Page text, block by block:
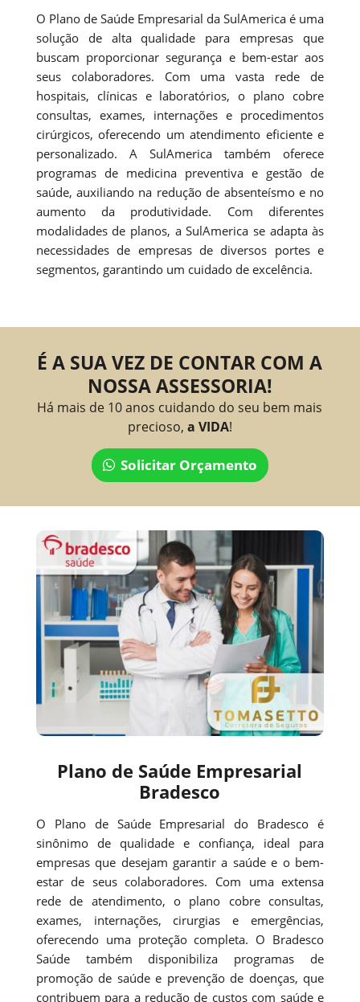
O Plano de Saúde Empresarial da SulAmerica é uma
solução de alta qualidade para empresas que
buscam proporcionar segurança e bem-estar aos
seus colaboradores. Com uma vasta rede de
hospitais, clínicas e laboratórios, o plano cobre
consultas, exames, internações e procedimentos
cirúrgicos, oferecendo um atendimento eficiente e
personalizado. A SulAmerica também oferece
programas de medicina preventiva e gestão de
saúde, auxiliando na redução de absenteísmo e no
aumento da produtividade. Com diferentes
modalidades de planos, a SulAmerica se adapta às
necessidades de empresas de diversos portes e
segmentos, garantindo um cuidado de excelência.
É A SUA VEZ DE CONTAR COM A
NOSSA ASSESSORIA!
Há mais de 10 anos cuidando do seu bem mais
precioso, a VIDA!
Solicitar Orçamento
Plano de Saúde Empresarial
Bradesco
O Plano de Saúde Empresarial do Bradesco é
sinônimo de qualidade e confiança, ideal para
empresas que desejam garantir a saúde e o bem-
estar de seus colaboradores. Com uma extensa
rede de atendimento, o plano cobre consultas,
exames, internações, cirurgias e emergências,
oferecendo uma proteção completa. O Bradesco
Saúde também disponibiliza programas de
promoção de saúde e prevenção de doenças, que
contribuem para a redução de custos com saúde e